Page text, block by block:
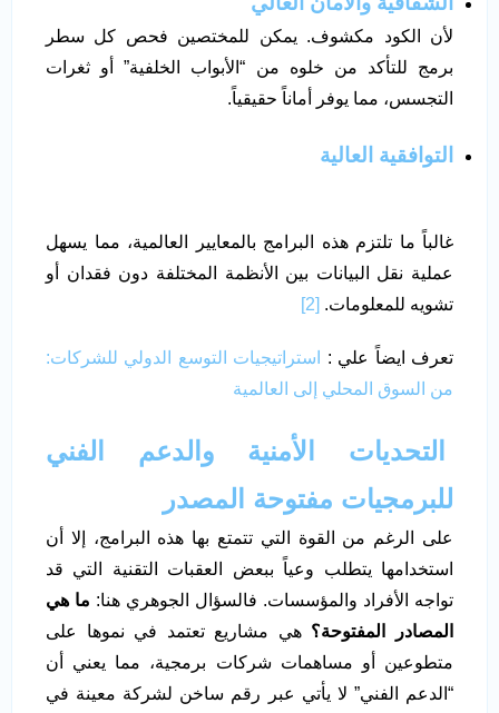
لأن الكود مكشوف. يمكن للمختصين فحص كل سطر
برمج للتأكد من خلوه من “الأبواب الخلفية” أو ثغرات
التجسس، مما يوفر أماناً حقيقياً.
التوافقية العالية
غالباً ما تلتزم هذه البرامج بالمعايير العالمية، مما يسهل
عملية نقل البيانات بين الأنظمة المختلفة دون فقدان أو
تشويه للمعلومات. [2]
تعرف ايضاً علي :
استراتيجيات التوسع الدولي للشركات:
من السوق المحلي إلى العالمية
التحديات الأمنية والدعم الفني
للبرمجيات مفتوحة المصدر
على الرغم من القوة التي تتمتع بها هذه البرامج، إلا أن
استخدامها يتطلب وعياً ببعض العقبات التقنية التي قد
تواجه الأفراد والمؤسسات. فالسؤال الجوهري هنا: ما هي
المصادر المفتوحة؟ هي مشاريع تعتمد في نموها على
متطوعين أو مساهمات شركات برمجية، مما يعني أن
“الدعم الفني” لا يأتي عبر رقم ساخن لشركة معينة في